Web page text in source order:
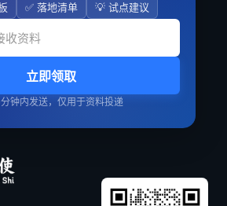
✅ 落地清单 💡 试点建议
立即领取
钟内发送，仅用于资料投递